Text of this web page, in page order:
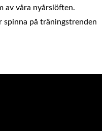
av våra nyårslöften.
spinna på träningstrenden